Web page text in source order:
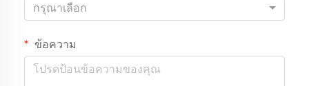
กรุณาเลือก
ข้อความ